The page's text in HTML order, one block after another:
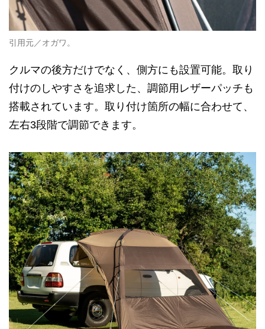
引用元／オガワ。
クルマの後方だけでなく、側方にも設置可能。取り
付けのしやすさを追求した、調節用レザーパッチも
搭載されています。取り付け箇所の幅に合わせて、
左右3段階で調節できます。